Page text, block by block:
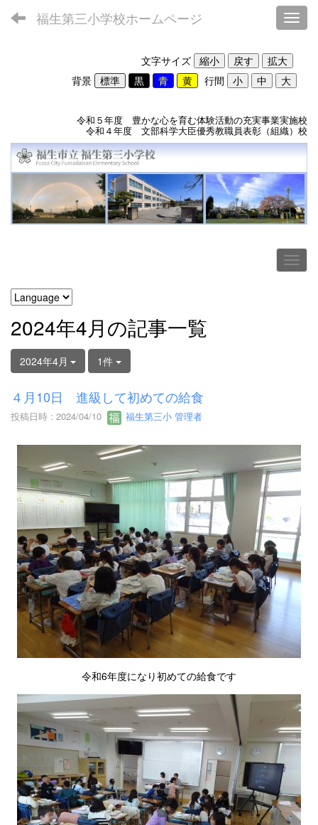
福生第三小学校ホームページ
文字サイズ
背景
行間
令和５年度 豊かな心を育む体験活動の充実事業実施校
令和４年度 文部科学大臣優秀教職員表彰（組織）校
2024年4月の記事一覧
2024年4月 1件
４月10日 進級して初めての給食
投稿日時 : 2024/04/10 福生第三小 管理者
令和6年度になり初めての給食です